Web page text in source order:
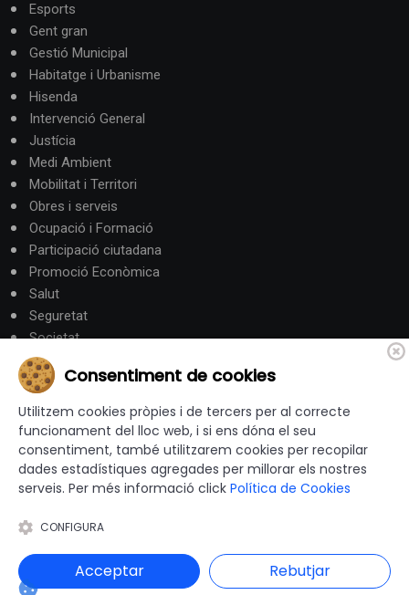
Esports
Gent gran
Gestió Municipal
Habitatge i Urbanisme
Hisenda
Intervenció General
Justícia
Medi Ambient
Mobilitat i Territori
Obres i serveis
Ocupació i Formació
Participació ciutadana
Promoció Econòmica
Salut
Seguretat
Societat
Turisme
Altres Canals
canalandorra.ad
© 2012-2026 Ajuntaments de Catalunya - Tots els drets
Avís Legal |Política de privacitat
Política de Cookies|Accessibilitat|
Consentiment de cookies
Utilitzem cookies pròpies i de tercers per al correcte
funcionament del lloc web, i si ens dóna el seu
consentiment, també utilitzarem cookies per recopilar
dades estadístiques agregades per millorar els nostres
serveis. Per més informació click Política de Cookies
CONFIGURA
Acceptar Rebutjar